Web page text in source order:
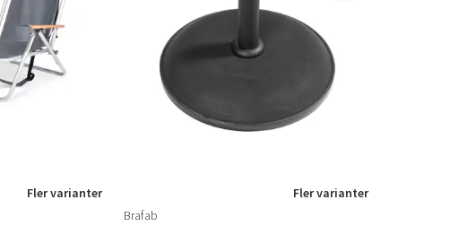
Fler varianter
Fler varianter
Brafab